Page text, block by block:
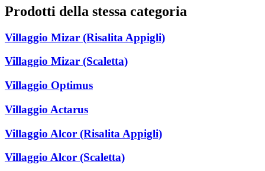
Prodotti della stessa categoria
Villaggio Mizar (Risalita Appigli)
Villaggio Mizar (Scaletta)
Villaggio Optimus
Villaggio Actarus
Villaggio Alcor (Risalita Appigli)
Villaggio Alcor (Scaletta)